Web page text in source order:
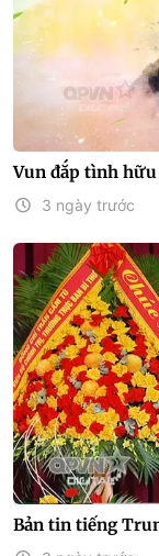
Vun đắp tình
3 ngày trước
Bản tin tiếng